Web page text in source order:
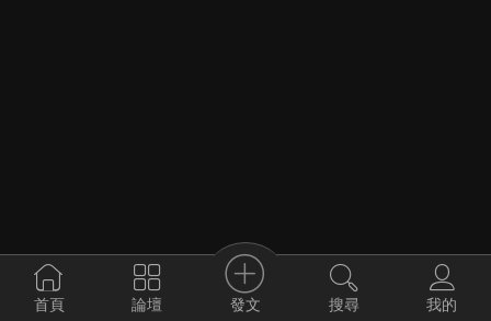
首頁 論壇 發文 搜尋 我的